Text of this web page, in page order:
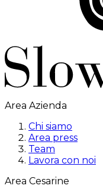
Area Azienda
Chi siamo
Area press
Team
Lavora con noi
Area Cesarine